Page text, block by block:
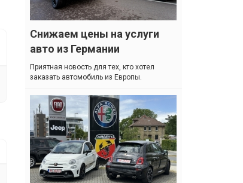
Снижаем цены на услуги
авто из Германии
Приятная новость для тех, кто хотел
заказать автомобиль из Европы.